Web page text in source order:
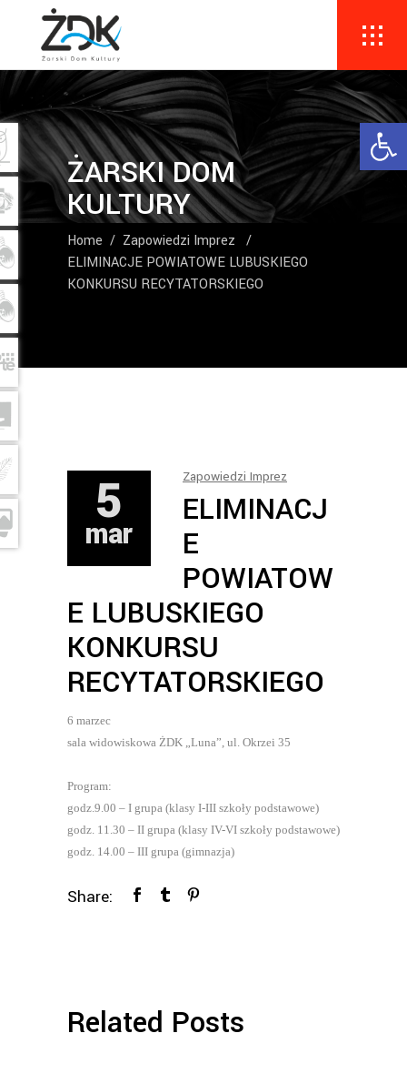
ŻARSKI DOM
KULTURY
Home / Zapowiedzi Imprez
/
ELIMINACJE POWIATOWE LUBUSKIEGO
KONKURSU RECYTATORSKIEGO
5
mar
Zapowiedzi Imprez
ELIMINACJ
E
POWIATOW
E LUBUSKIEGO
KONKURSU
RECYTATORSKIEGO
6 marzec
sala widowiskowa ŻDK „Luna”, ul. Okrzei 35
Program:
godz.9.00 – I grupa (klasy I-III szkoły podstawowe)
godz. 11.30 – II grupa (klasy IV-VI szkoły podstawowe)
godz. 14.00 – III grupa (gimnazja)
Share:
Related Posts